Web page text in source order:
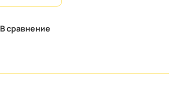
В сравнение